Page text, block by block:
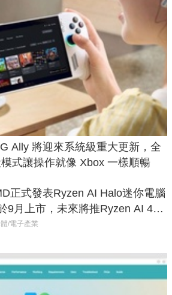
Ally 將迎來系統級重大更新，全
式讓操作就像 Xbox 一樣順暢
正式發表Ryzen AI Halo迷你電腦
9月上市，未來將推Ryzen AI 400
系列處理器與對應升級版
/電子產業